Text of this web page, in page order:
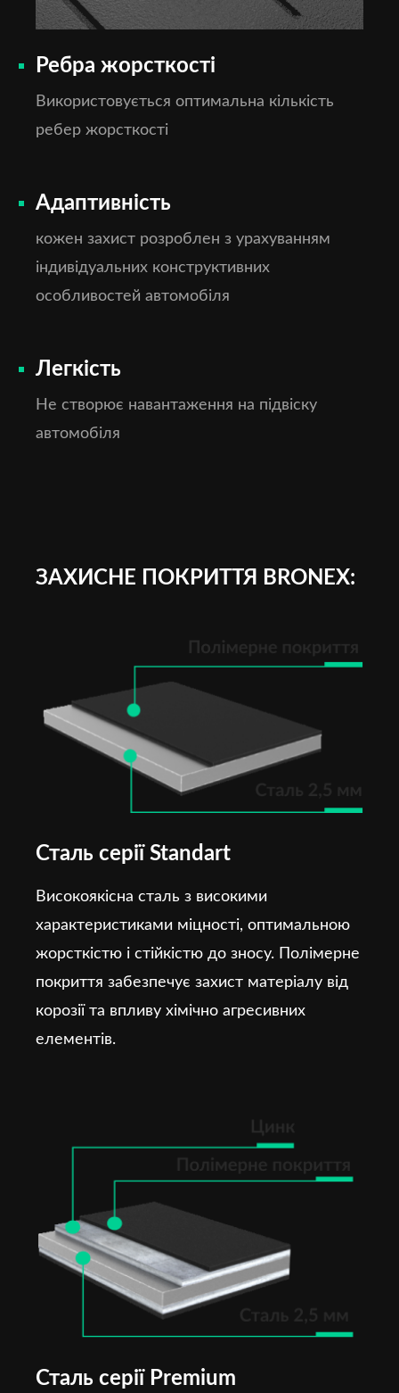
Ребра жорсткості
Використовується оптимальна кількість
ребер жорсткості
Адаптивність
кожен захист розроблен з урахуванням
індивідуальних конструктивних
особливостей автомобіля
Легкість
Не створює навантаження на підвіску
автомобіля
ЗАХИСНЕ ПОКРИТТЯ BRONEX:
Сталь серії Standart
Високоякісна сталь з високими
характеристиками міцності, оптимальною
жорсткістю і стійкістю до зносу. Полімерне
покриття забезпечує захист матеріалу від
корозії та впливу хімічно агресивних
елементів.
Сталь серії Premium